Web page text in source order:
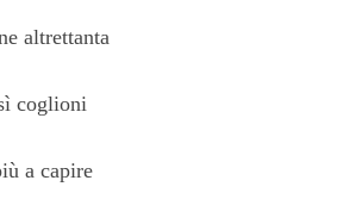
altrettanta
coglioni
a capire